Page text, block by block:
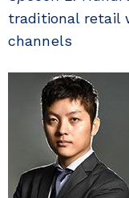
traditional retail
channels